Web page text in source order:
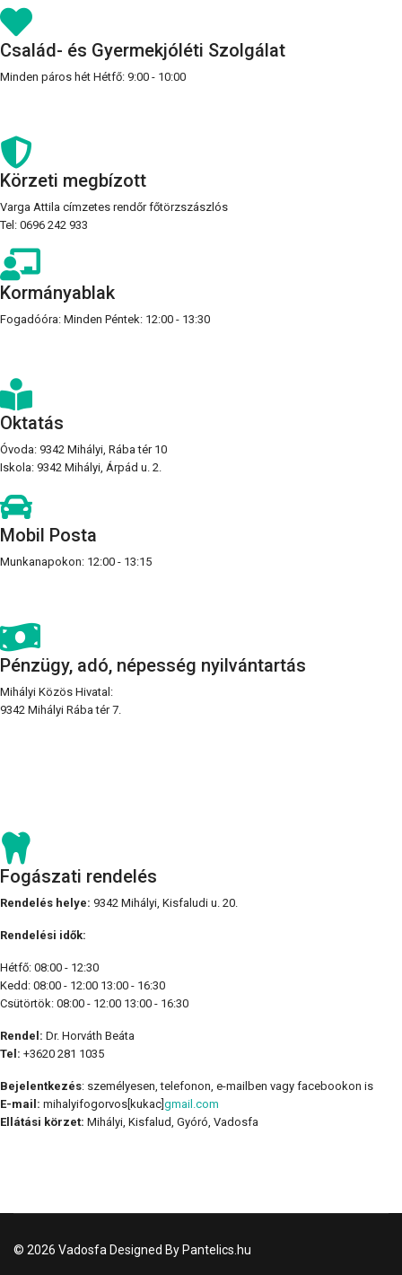
Család- és Gyermekjóléti Szolgálat
Minden páros hét Hétfő: 9:00 - 10:00
Körzeti megbízott
Varga Attila címzetes rendőr főtörzszászlós
Tel: 0696 242 933
Kormányablak
Fogadóóra: Minden Péntek: 12:00 - 13:30
Oktatás
Óvoda: 9342 Mihályi, Rába tér 10
Iskola: 9342 Mihályi, Árpád u. 2.
Mobil Posta
Munkanapokon: 12:00 - 13:15
Pénzügy, adó, népesség nyilvántartás
Mihályi Közös Hivatal:
9342 Mihályi Rába tér 7.
Fogászati rendelés
Rendelés helye: 9342 Mihályi, Kisfaludi u. 20.
Rendelési idők:
Hétfő: 08:00 - 12:30
Kedd: 08:00 - 12:00 13:00 - 16:30
Csütörtök: 08:00 - 12:00 13:00 - 16:30
Rendel: Dr. Horváth Beáta
Tel: +3620 281 1035
Bejelentkezés: személyesen, telefonon, e-mailben vagy facebookon is
E-mail: mihalyifogorvos[kukac] gmail.com
Ellátási körzet: Mihályi, Kisfalud, Gyóró, Vadosfa
© 2026 Vadosfa Designed By Pantelics.hu